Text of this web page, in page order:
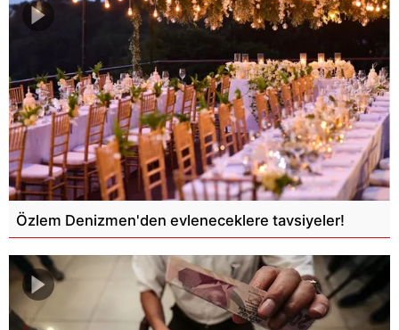
Özlem Denizmen'den evleneceklere tavsiyeler!